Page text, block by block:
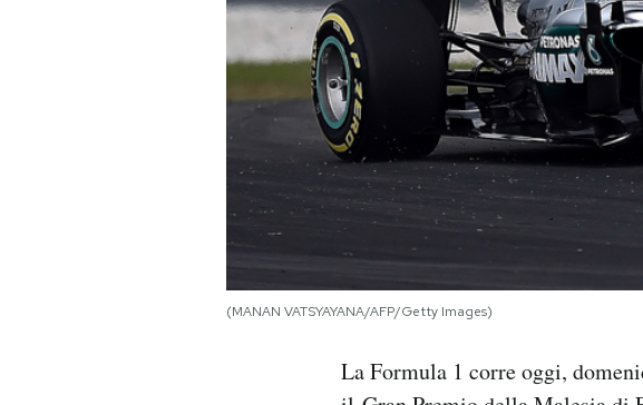
(MANAN VATSYAYANA/AFP/Getty Images)
La Formula 1 corre oggi,